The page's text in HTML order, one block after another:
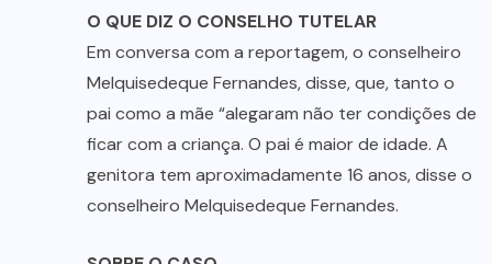
O QUE DIZ O CONSELHO TUTELAR
Em conversa com a reportagem, o conselheiro
Melquisedeque Fernandes, disse, que, tanto o
pai como a mãe “alegaram não ter condições de
ficar com a criança. O pai é maior de idade. A
genitora tem aproximadamente 16 anos, disse o
conselheiro Melquisedeque Fernandes.